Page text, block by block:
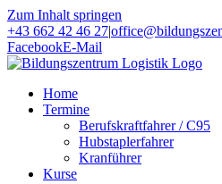
Zum Inhalt springen
+43 662 42 46 27|
FacebookE-Mail
Home
Termine
Berufskraftfahrer / C95
Hubstaplerfahrer
Kranführer
Kurse